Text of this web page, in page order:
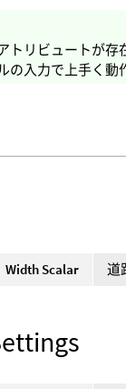
トリビュートが
の入力で上手く動
Width Scalar 道